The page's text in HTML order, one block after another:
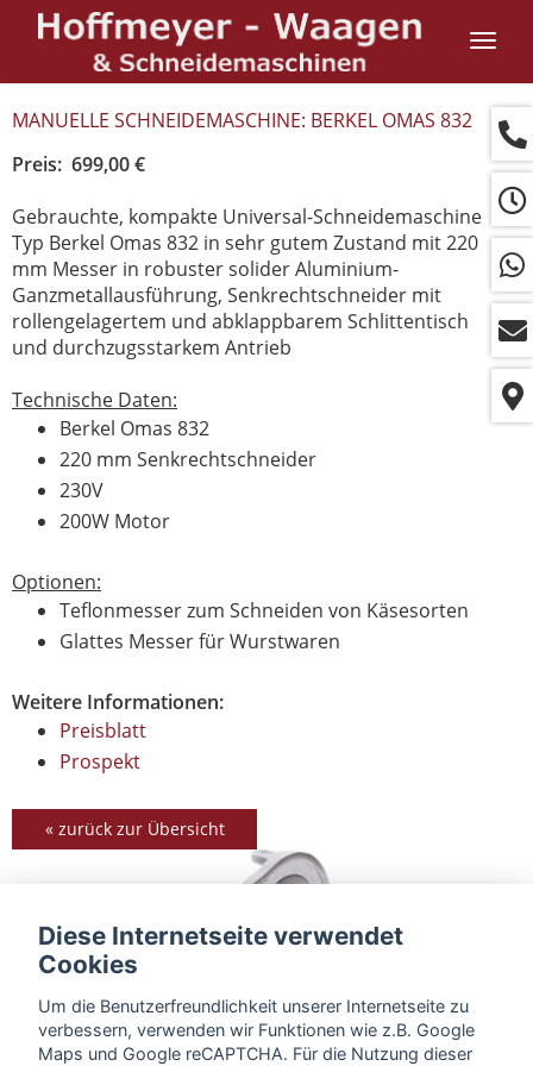
MANUELLE SCHNEIDEMASCHINE: BERKEL OMAS 832
Preis: 699,00 €
Gebrauchte, kompakte Universal-Schneidemaschine
Typ Berkel Omas 832 in sehr gutem Zustand mit 220
mm Messer in robuster solider Aluminium-
Ganzmetallausführung, Senkrechtschneider mit
rollengelagertem und abklappbarem Schlittentisch
und durchzugsstarkem Antrieb
Technische Daten:
Berkel Omas 832
220 mm Senkrechtschneider
230V
200W Motor
Optionen:
Teflonmesser zum Schneiden von Käsesorten
Glattes Messer für Wurstwaren
Weitere Informationen:
Preisblatt
Prospekt
« zurück zur Übersicht
Diese Internetseite verwendet
Cookies
Um die Benutzerfreundlichkeit unserer Internetseite zu
verbessern, verwenden wir Funktionen wie z.B. Google
Maps und Google reCAPTCHA. Für die Nutzung dieser